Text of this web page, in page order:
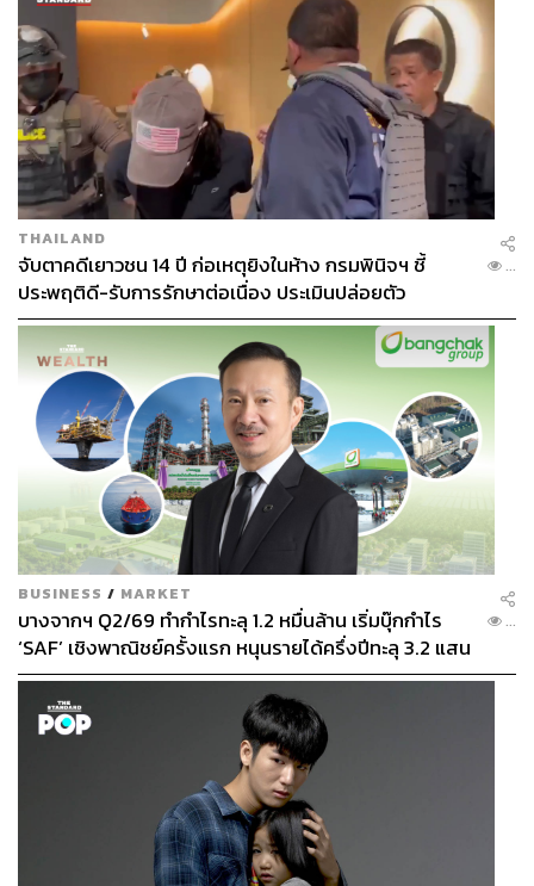
THAILAND
จับตาคดีเยาวชน 14 ปี ก่อเหตุยิงในห้าง กรมพินิจฯ ชี้
ประพฤติดี-รับการรักษาต่อเนื่อง ประเมินปล่อยตัว
...
BUSINESS / MARKET
บางจากฯ Q2/69 ทำกำไรทะลุ 1.2 หมื่นล้าน เริ่มบุ๊กกำไร
‘SAF’ เชิงพาณิชย์ครั้งแรก หนุนรายได้ครึ่งปีทะลุ 3.2 แสน
ล้าน
...